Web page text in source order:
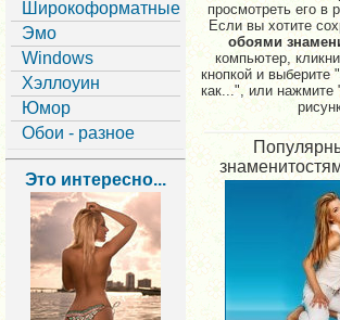
Широкоформатные
Эмо
Windows
Хэллоуин
Юмор
Обои - разное
Это интересно...
просмотреть его в
Если вы хотите
обоями
компьютер,
кнопкой и выберите
как...", или